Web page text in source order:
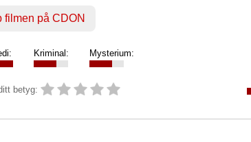
filmen på CDON
Kriminal: Mysterium:
betyg: